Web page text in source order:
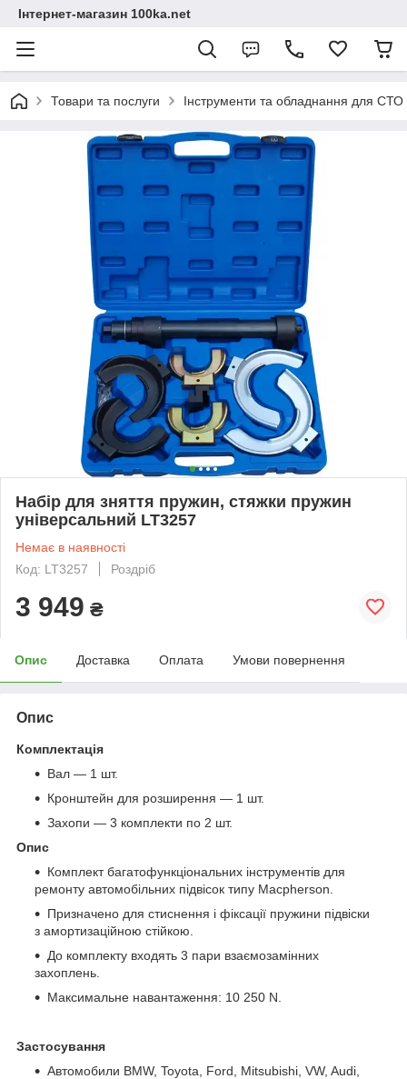
Інтернет-магазин 100ka.net
Товари та послуги Інструменти та обладнання для СТО
Набір для зняття пружин, стяжки пружин
універсальний LT3257
Немає в наявності
Код: LT3257
Роздріб
3 949 ₴
Опис Доставка Оплата Умови повернення
Опис
Комплектація
Вал — 1 шт.
Кронштейн для розширення — 1 шт.
Захопи — 3 комплекти по 2 шт.
Опис
Комплект багатофункціональних інструментів для
ремонту автомобільних підвісок типу Macpherson.
Призначено для стиснення і фіксації пружини підвіски
з амортизаційною стійкою.
До комплекту входять 3 пари взаємозамінних
захоплень.
Максимальне навантаження: 10 250 N.
Застосування
Автомобили BMW, Toyota, Ford, Mitsubishi, VW, Audi,